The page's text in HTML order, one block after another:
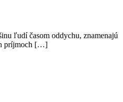
ľudí časom oddychu, znamenajú
príjmoch […]